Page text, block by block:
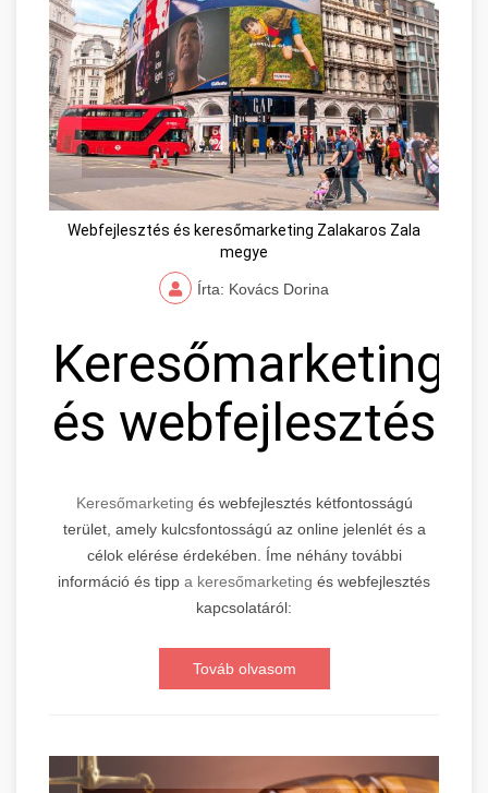
Webfejlesztés és keresőmarketing Zalakaros Zala
megye
Írta: Kovács Dorina
Keresőmarketing
és webfejlesztés
Keresőmarketing és webfejlesztés kétfontosságú
terület, amely kulcsfontosságú az online jelenlét és a
célok elérése érdekében. Íme néhány további
információ és tipp a keresőmarketing és webfejlesztés
kapcsolatáról:
Továb olvasom